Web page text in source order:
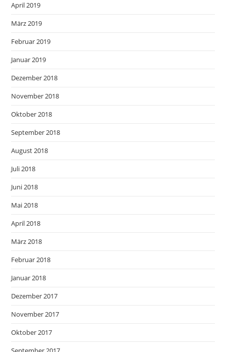
April 2019
März 2019
Februar 2019
Januar 2019
Dezember 2018
November 2018
Oktober 2018
September 2018
August 2018
Juli 2018
Juni 2018
Mai 2018
April 2018
März 2018
Februar 2018
Januar 2018
Dezember 2017
November 2017
Oktober 2017